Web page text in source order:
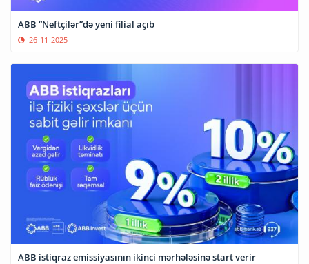
ABB “Neftçilər”də yeni filial açıb
26-11-2025
ABB istiqraz emissiyasının ikinci mərhələsinə start verir